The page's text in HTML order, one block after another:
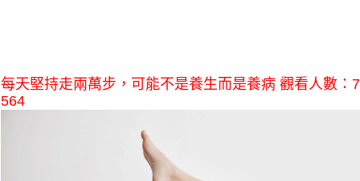
每天堅持走兩萬步，可能不是養生而是養病 觀看人數：7
564